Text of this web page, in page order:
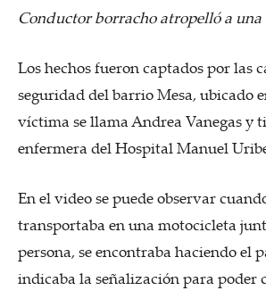
Conductor borracho atropelló a una
Los hechos fueron captados por las
seguridad del barrio Mesa, ubicado
víctima se llama Andrea Vanegas y
enfermera del Hospital Manuel
En el video se puede observar
transportaba en una motocicleta
persona, se encontraba haciendo el
indicaba la señalización para poder